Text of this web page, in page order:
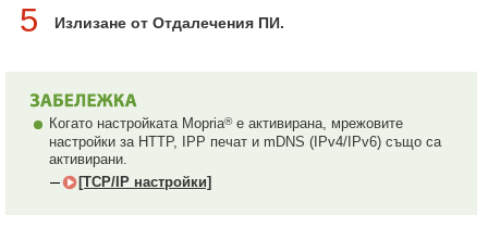
5 Излизане от Отдалечения ПИ.
Когато настройката Mopria®е активирана, мрежовите
настройки за HTTP, IPP печат и mDNS (IPv4/IPv6) също са
активирани.
[TCP/IP настройки]